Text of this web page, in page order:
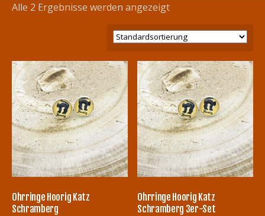
Alle 2 Ergebnisse werden angezeigt
Ohrringe Hoorig Katz
Schramberg
Ohrringe Hoorig Katz
Schramberg 3er-Set